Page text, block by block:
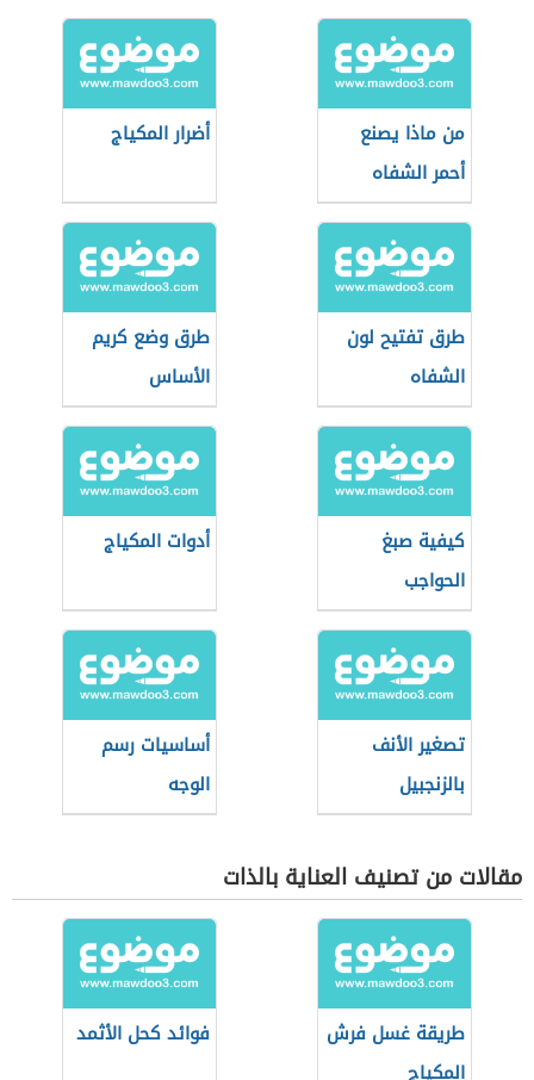
من ماذا يصنع
أحمر الشفاه
أضرار المكياج
طرق تفتيح لون
الشفاه
طرق وضع كريم
الأساس
كيفية صبغ
الحواجب
أدوات المكياج
تصغير الأنف
بالزنجبيل
أساسيات رسم
الوجه
مقالات من تصنيف العناية بالذات
طريقة غسل فرش
المكياج
فوائد كحل الأثمد